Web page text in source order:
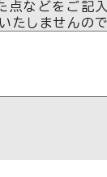
点などをご記入
たしませんので